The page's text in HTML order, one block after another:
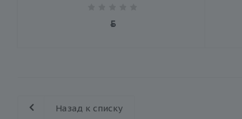
Назад к списку